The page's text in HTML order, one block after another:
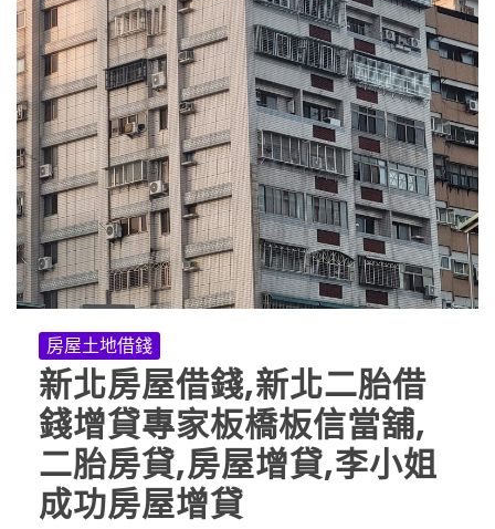
房屋土地借錢
新北房屋借錢,新北二胎借
錢增貸專家板橋板信當舖,
二胎房貸,房屋增貸,李小姐
成功房屋增貸